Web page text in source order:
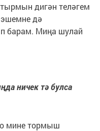
дигән теләгем
эшемне дә
барам. Миңа шулай
ничек тә булса
мине тормыш